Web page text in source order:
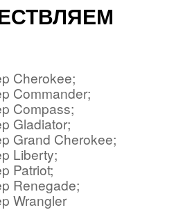
Cherokee;
Commander;
Compass;
Gladiator;
Grand Cherokee;
Liberty;
Patriot;
Renegade;
Wrangler